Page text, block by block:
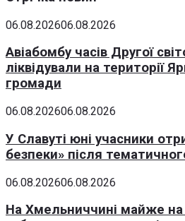
06.08.202606.08.2026
Авіабомбу часів Другої
ліквідували на території
громади
06.08.202606.08.2026
У Славуті юні учасники
безпеки» після
06.08.202606.08.2026
На Хмельниччині майже на